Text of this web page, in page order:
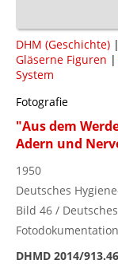
DHM (Geschichte) |
Gläserne Figuren |
System
Fotografie
"Aus dem
Adern und
1950
Deutsches
Bild 46 /
DHMD 2014/913.46